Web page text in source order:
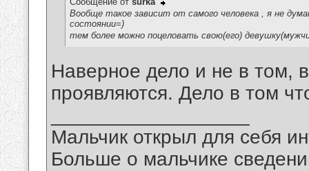
Вообще такое зависит от самого человека , я не
состоянии=)
тем более можно поцеловать свою(его)
Наверное дело и не в том,
проявляются. Дело в том
Мальчик открыл для себя
Больше о мальчике